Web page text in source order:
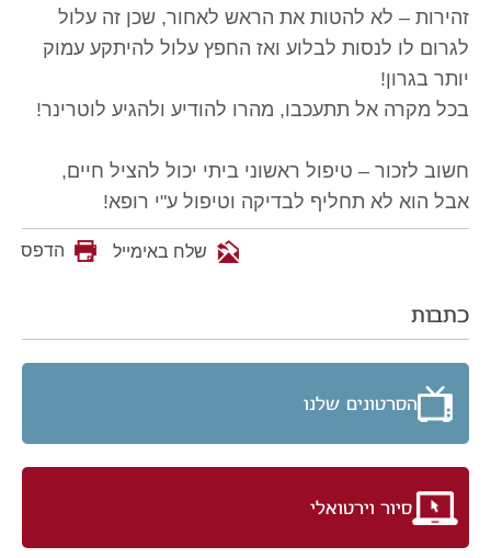
כתבות
הסרטונים שלנו
סיור וירטואלי
זהירות – לא להטות את הראש לאחור, שכן זה עלול
לגרום לו לנסות לבלוע ואז החפץ עלול להיתקע עמוק
יותר בגרון!
בכל מקרה אל תתעכבו, מהרו להודיע ולהגיע לוטרינר!
חשוב לזכור – טיפול ראשוני ביתי יכול להציל חיים,
אבל הוא לא תחליף לבדיקה וטיפול ע"י רופא!
שלח באימייל הדפס